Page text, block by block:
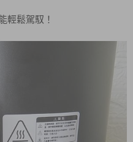
輕鬆駕馭！